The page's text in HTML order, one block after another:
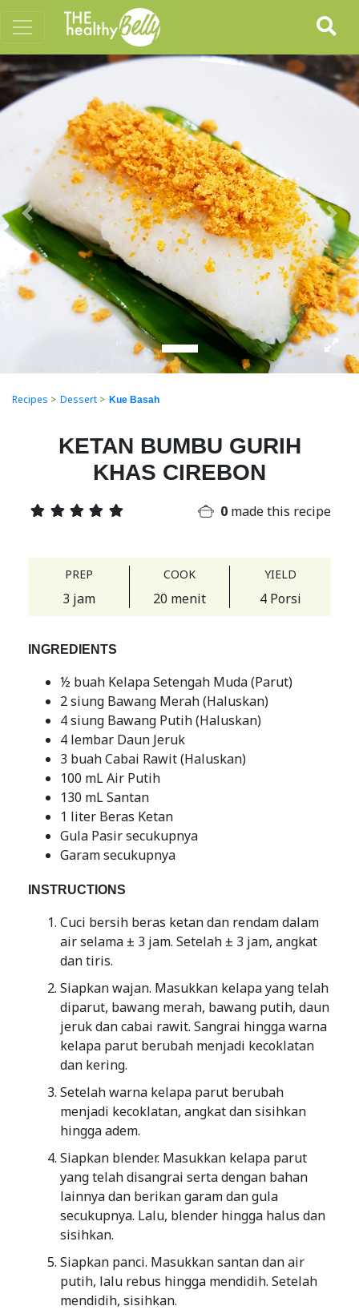
Previous Next
Recipes > Dessert > Kue Basah
KETAN BUMBU GURIH
KHAS CIREBON
0 made this recipe
PREP
3 jam
COOK
20 menit
YIELD
4 Porsi
INGREDIENTS
½ buah Kelapa Setengah Muda (Parut)
2 siung Bawang Merah (Haluskan)
4 siung Bawang Putih (Haluskan)
4 lembar Daun Jeruk
3 buah Cabai Rawit (Haluskan)
100 mL Air Putih
130 mL Santan
1 liter Beras Ketan
Gula Pasir secukupnya
Garam secukupnya
INSTRUCTIONS
Cuci bersih beras ketan dan rendam dalam
air selama ± 3 jam. Setelah ± 3 jam, angkat
dan tiris.
Siapkan wajan. Masukkan kelapa yang telah
diparut, bawang merah, bawang putih, daun
jeruk dan cabai rawit. Sangrai hingga warna
kelapa parut berubah menjadi kecoklatan
dan kering.
Setelah warna kelapa parut berubah
menjadi kecoklatan, angkat dan sisihkan
hingga adem.
Siapkan blender. Masukkan kelapa parut
yang telah disangrai serta dengan bahan
lainnya dan berikan garam dan gula
secukupnya. Lalu, blender hingga halus dan
sisihkan.
Siapkan panci. Masukkan santan dan air
putih, lalu rebus hingga mendidih. Setelah
mendidih, sisihkan.